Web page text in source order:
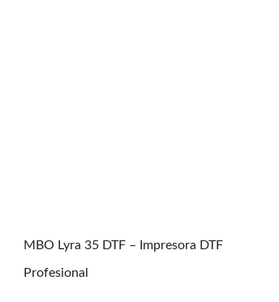
MBO Lyra 35 DTF – Impresora DTF
Profesional